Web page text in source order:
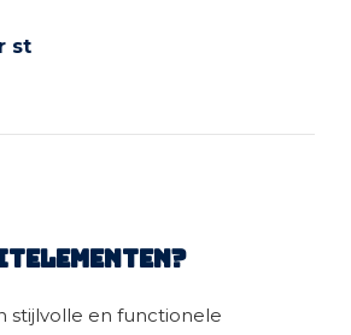
st
stijlvolle en functionele